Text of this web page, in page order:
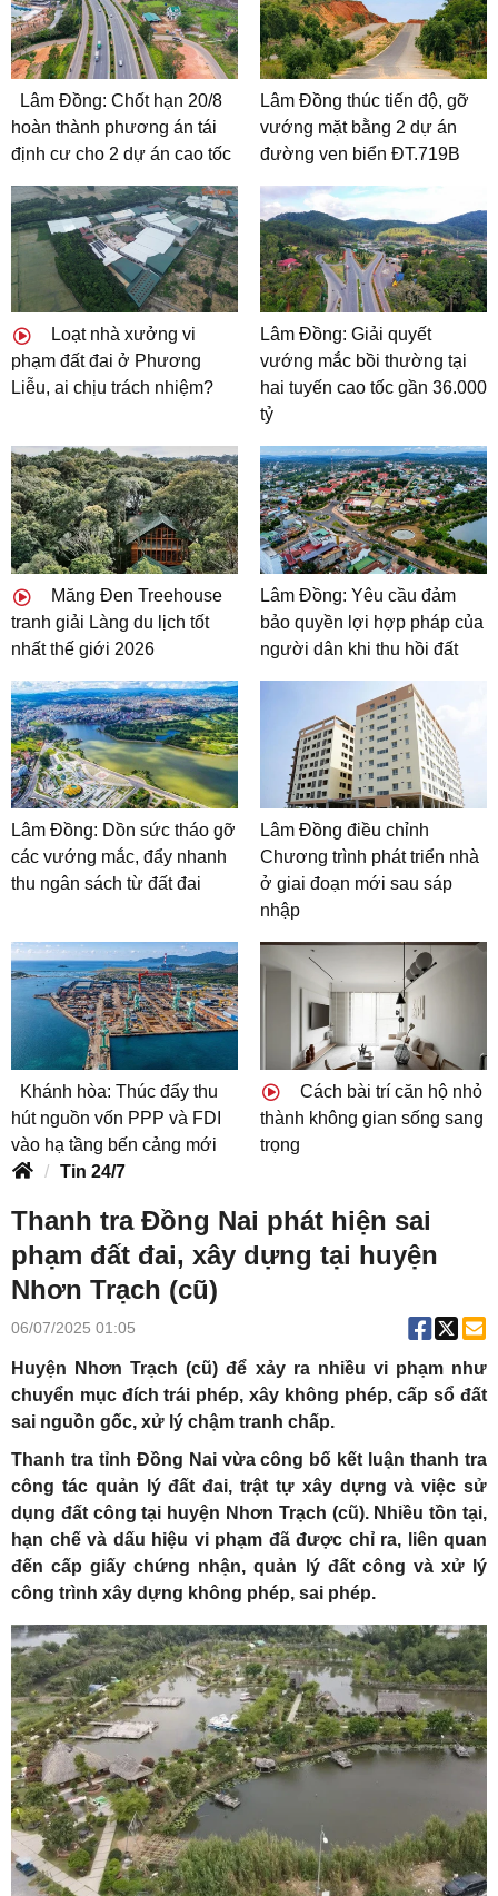
Lâm Đồng: Chốt hạn 20/8
hoàn thành phương án tái
định cư cho 2 dự án cao tốc
Lâm Đồng thúc tiến độ, gỡ
vướng mặt bằng 2 dự án
đường ven biển ĐT.719B
Loạt nhà xưởng vi
phạm đất đai ở Phương
Liễu, ai chịu trách nhiệm?
Lâm Đồng: Giải quyết
vướng mắc bồi thường tại
hai tuyến cao tốc gần 36.000
tỷ
Măng Đen Treehouse
tranh giải Làng du lịch tốt
nhất thế giới 2026
Lâm Đồng: Yêu cầu đảm
bảo quyền lợi hợp pháp của
người dân khi thu hồi đất
Lâm Đồng: Dồn sức tháo gỡ
các vướng mắc, đẩy nhanh
thu ngân sách từ đất đai
Lâm Đồng điều chỉnh
Chương trình phát triển nhà
ở giai đoạn mới sau sáp
nhập
Khánh hòa: Thúc đẩy thu
hút nguồn vốn PPP và FDI
vào hạ tầng bến cảng mới
Cách bài trí căn hộ nhỏ
thành không gian sống sang
trọng
Tin 24/7
Thanh tra Đồng Nai phát hiện sai
phạm đất đai, xây dựng tại huyện
Nhơn Trạch (cũ)
06/07/2025 01:05
Huyện Nhơn Trạch (cũ) để xảy ra nhiều vi phạm như
chuyển mục đích trái phép, xây không phép, cấp sổ đất
sai nguồn gốc, xử lý chậm tranh chấp.
Thanh tra tỉnh Đồng Nai vừa công bố kết luận thanh tra
công tác quản lý đất đai, trật tự xây dựng và việc sử
dụng đất công tại huyện Nhơn Trạch (cũ). Nhiều tồn tại,
hạn chế và dấu hiệu vi phạm đã được chỉ ra, liên quan
đến cấp giấy chứng nhận, quản lý đất công và xử lý
công trình xây dựng không phép, sai phép.